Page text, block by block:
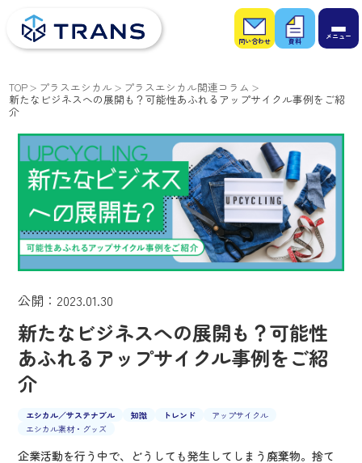
お問
い合
わせ
お役
立ち
資料
TOP プラスエシカル プラスエシカル関連コラム
新たなビジネスへの展開も？可能性あふれるアップサイクル事例をご紹
介
公開：2023.01.30
新たなビジネスへの展開も？可能性
あふれるアップサイクル事例をご紹
介
エシカル／サステナブル 知識 トレンド
アップサイクル
エシカル素材・グッズ
企業活動を行う中で、どうしても発生してしまう廃棄物。捨て